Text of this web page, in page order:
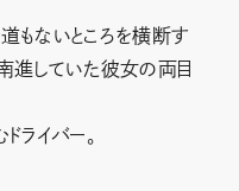
もないところを横断す
進していた彼女の両目
ライバー。